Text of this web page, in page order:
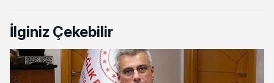
İlginiz Çekebilir